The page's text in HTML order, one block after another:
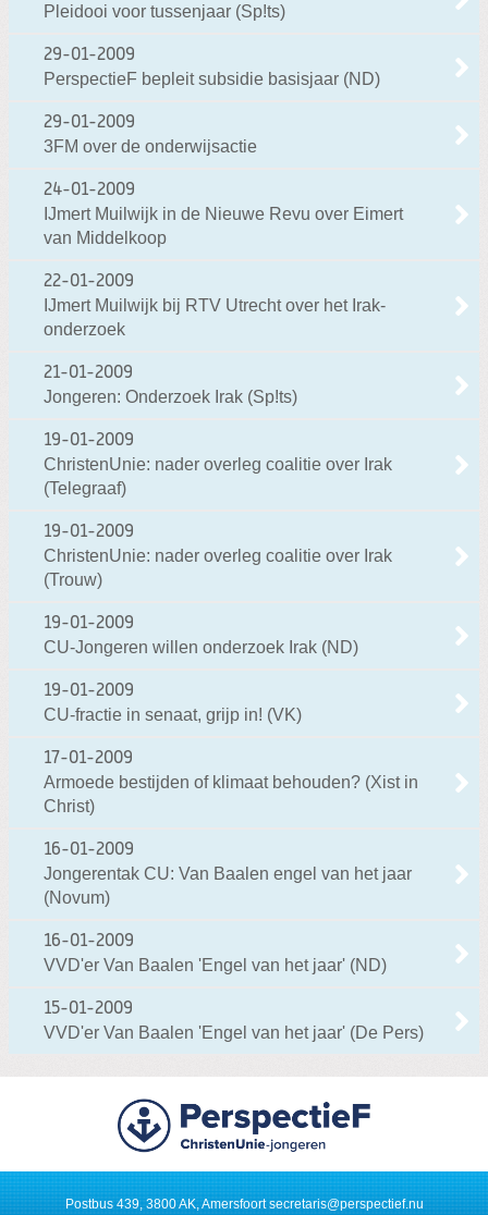
Pleidooi voor tussenjaar (Sp!ts)
29-01-2009
PerspectieF bepleit subsidie basisjaar (ND)
29-01-2009
3FM over de onderwijsactie
24-01-2009
IJmert Muilwijk in de Nieuwe Revu over Eimert
van Middelkoop
22-01-2009
IJmert Muilwijk bij RTV Utrecht over het Irak-
onderzoek
21-01-2009
Jongeren: Onderzoek Irak (Sp!ts)
19-01-2009
ChristenUnie: nader overleg coalitie over Irak
(Telegraaf)
19-01-2009
ChristenUnie: nader overleg coalitie over Irak
(Trouw)
19-01-2009
CU-Jongeren willen onderzoek Irak (ND)
19-01-2009
CU-fractie in senaat, grijp in! (VK)
17-01-2009
Armoede bestijden of klimaat behouden? (Xist in
Christ)
16-01-2009
Jongerentak CU: Van Baalen engel van het jaar
(Novum)
16-01-2009
VVD'er Van Baalen 'Engel van het jaar' (ND)
15-01-2009
VVD'er Van Baalen 'Engel van het jaar' (De Pers)
Postbus 439, 3800 AK, Amersfoortsecretaris@perspectief.nu